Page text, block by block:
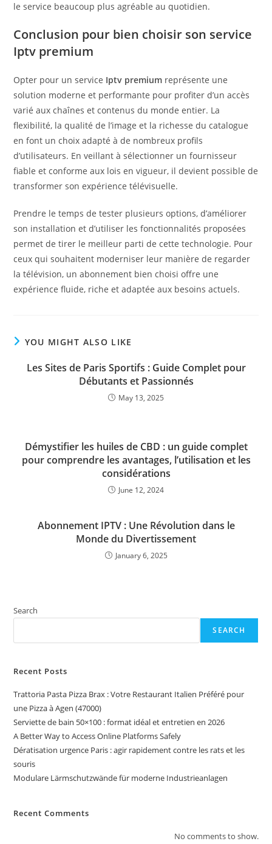
le service beaucoup plus agréable au quotidien.
Conclusion pour bien choisir son service
Iptv premium
Opter pour un service Iptv premium représente une
solution moderne et performante pour profiter d’un accès
varié aux chaînes et contenus du monde entier. La
flexibilité, la qualité de l’image et la richesse du catalogue
en font un choix adapté à de nombreux profils
d’utilisateurs. En veillant à sélectionner un fournisseur
fiable et conforme aux lois en vigueur, il devient possible de
transformer son expérience télévisuelle.
Prendre le temps de tester plusieurs options, d’améliorer
son installation et d’utiliser les fonctionnalités proposées
permet de tirer le meilleur parti de cette technologie. Pour
ceux qui souhaitent moderniser leur manière de regarder
la télévision, un abonnement bien choisi offre une
expérience fluide, riche et adaptée aux besoins actuels.
YOU MIGHT ALSO LIKE
Les Sites de Paris Sportifs : Guide Complet pour
Débutants et Passionnés
May 13, 2025
Démystifier les huiles de CBD : un guide complet
pour comprendre les avantages, l’utilisation et les
considérations
June 12, 2024
Abonnement IPTV : Une Révolution dans le
Monde du Divertissement
January 6, 2025
Search
SEARCH
Recent Posts
Trattoria Pasta Pizza Brax : Votre Restaurant Italien Préféré pour
une Pizza à Agen (47000)
Serviette de bain 50×100 : format idéal et entretien en 2026
A Better Way to Access Online Platforms Safely
Dératisation urgence Paris : agir rapidement contre les rats et les
souris
Modulare Lärmschutzwände für moderne Industrieanlagen
Recent Comments
No comments to show.